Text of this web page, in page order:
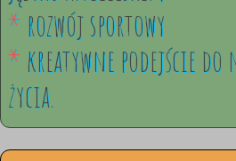
* rozwój sportowy
* kreatywne podejście do
życia.